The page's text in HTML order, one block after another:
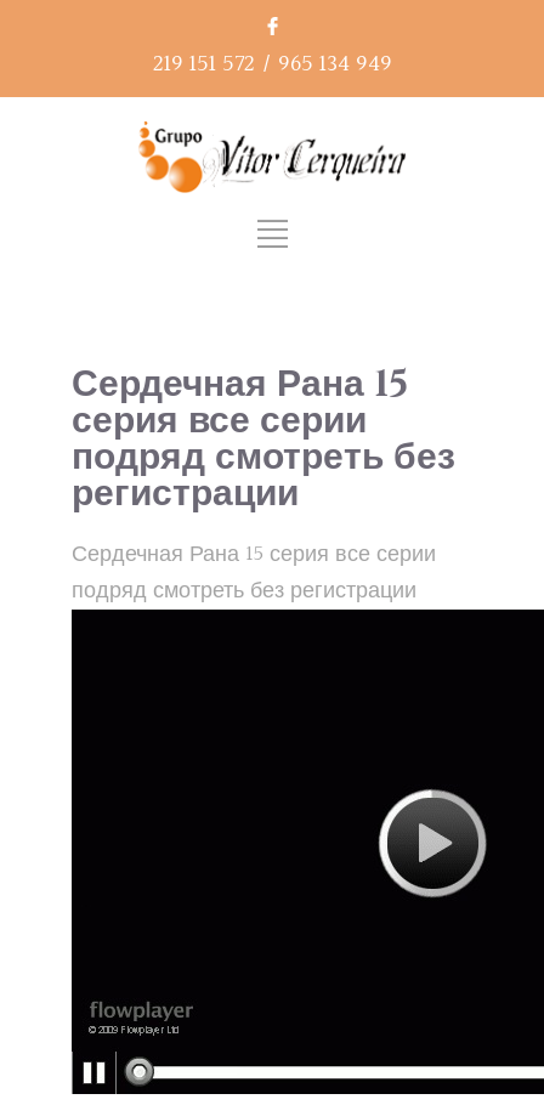
219 151 572 / 965 134 949
Сердечная Рана 15
серия все серии
подряд смотреть без
регистрации
Сердечная Рана 15 серия все серии
подряд смотреть без регистрации